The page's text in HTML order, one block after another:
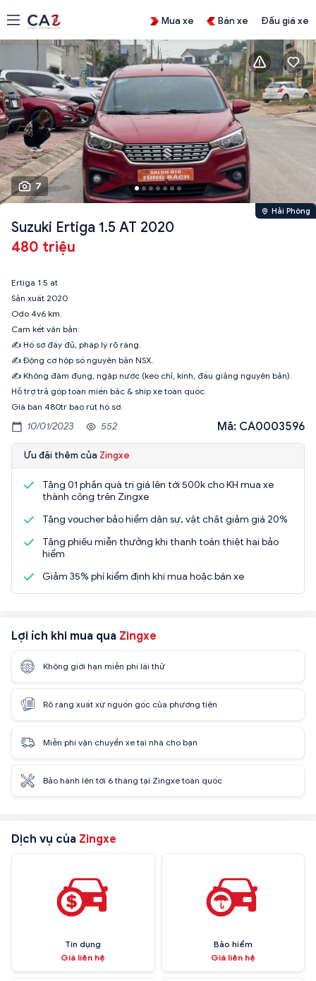
Mua xe Bán xe Đấu giá xe
7
Hải Phòng
Suzuki Ertiga 1.5 AT 2020
480 triệu
Ertiga 1.5 at
Sản xuất 2020
Odo 4v6 km.
Cam kết văn bản:
✍️ Hồ sơ đầy đủ, pháp lý rõ ràng.
✍️ Động cơ hộp số nguyên bản NSX.
✍️ Không đâm đụng, ngập nước (keo chỉ, kính, đầu giằng nguyên bản).
Hỗ trợ trả góp toàn miền bắc & ship xe toàn quốc.
Giá bán 480tr bao rút hồ sơ.
10/01/2023 552 Mã: CA0003596
Ưu đãi thêm của Zingxe
Tặng 01 phần quà trị giá lên tới 500k cho KH mua xe
thành công trên Zingxe
Tặng voucher bảo hiểm dân sự, vật chất giảm giá 20%
Tặng phiếu miễn thưởng khi thanh toán thiệt hại bảo
hiểm
Giảm 35% phí kiểm định khi mua hoặc bán xe
Lợi ích khi mua qua Zingxe
Không giới hạn miễn phí lái thử
Rõ ràng xuất xứ nguồn gốc của phương tiện
Miễn phí vận chuyển xe tại nhà cho bạn
Bảo hành lên tới 6 tháng tại Zingxe toàn quốc
Dịch vụ của Zingxe
Tín dụng
Giá liên hệ
Bảo hiểm
Giá liên hệ